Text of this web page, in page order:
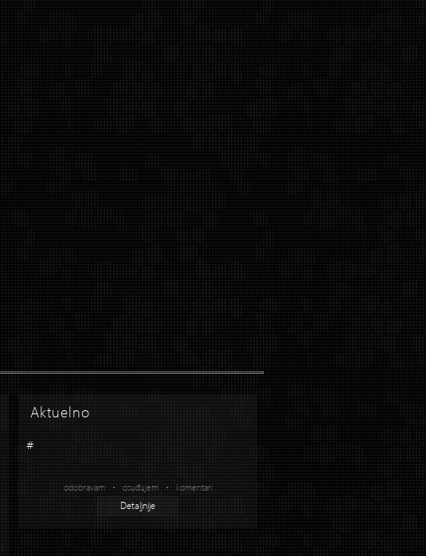
Aktuelno
#
odobravam • osuđujem • komentari
Detaljnije